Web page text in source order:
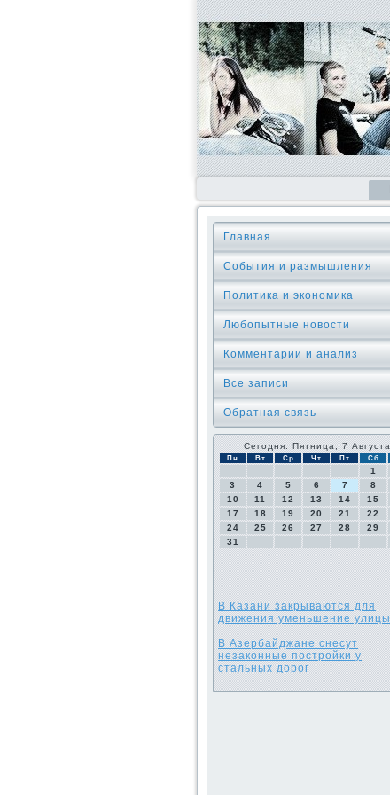
Главная
События и размышления
Политика и экономика
Любопытные новости
Комментарии и анализ
Все записи
Обратная связь
Сегодня: Пятница, 7 Августа
Пн Вт Ср Чт Пт Сб
1
3
4 5 6 7 8
10
11 12 13 14 15
17
18 19 20 21 22
24
25 26 27 28 29
31
В Казани закрываются для
движения уменьшение улицы
В Азербайджане снесут
незаконные постройки у
стальных дорог